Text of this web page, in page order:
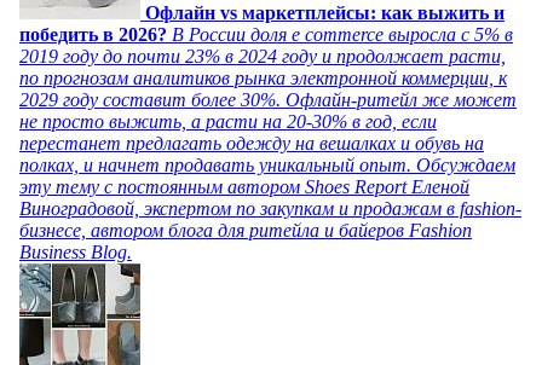
Офлайн vs маркетплейсы: как выжить и
победить в 2026? В России доля e commerce выросла с 5% в
2019 году до почти 23% в 2024 году и продолжает расти,
по прогнозам аналитиков рынка электронной коммерции, к
2029 году составит более 30%. Офлайн-ритейл же может
не просто выжить, а расти на 20-30% в год, если
перестанет предлагать одежду на вешалках и обувь на
полках, и начнет продавать уникальный опыт. Обсуждаем
эту тему с постоянным автором Shoes Report Еленой
Виноградовой, экспертом по закупкам и продажам в fashion-
бизнесе, автором блога для ритейла и байеров Fashion
Business Blog.